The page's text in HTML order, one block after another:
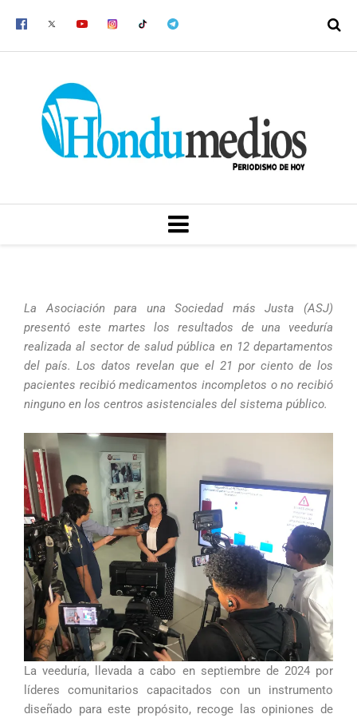
MENU
La Asociación para una Sociedad más Justa (ASJ)
presentó este martes los resultados de una veeduría
realizada al sector de salud pública en 12 departamentos
del país. Los datos revelan que el 21 por ciento de los
pacientes recibió medicamentos incompletos o no recibió
ninguno en los centros asistenciales del sistema público.
La veeduría, llevada a cabo en septiembre de 2024 por
líderes comunitarios capacitados con un instrumento
diseñado para este propósito, recoge las opiniones de